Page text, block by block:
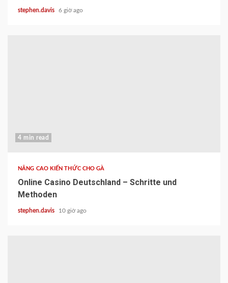
stephen.davis 6 giờ ago
4 min read
NÂNG CAO KIẾN THỨC CHO GÀ
Online Casino Deutschland – Schritte und
Methoden
stephen.davis 10 giờ ago